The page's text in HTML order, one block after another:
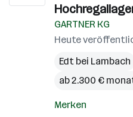
GARTNER KG
Heute
Edt bei Lambach
ab 2.300 €
Merken